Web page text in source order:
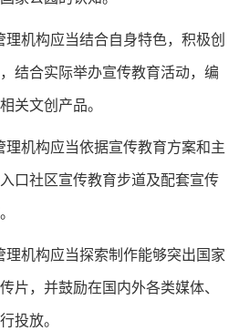
机构应当结合自身特色，积极创
结合实际举办宣传教育活动，编
关文创产品。
机构应当依据宣传教育方案和主
口社区宣传教育步道及配套宣传
机构应当探索制作能够突出国家
片，并鼓励在国内外各类媒体、
投放。